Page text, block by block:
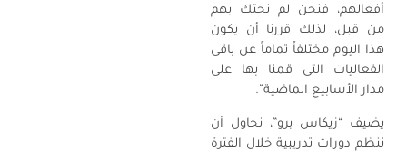
أفعالهم، فنحن لم نحتك بهم
من قبل، لذلك قررنا أن يكون
هذا اليوم مختلفاً تماماً عن باقى
الفعاليات التى قمنا بها على
مدار الأسابيع الماضية”.
يضيف “زيكاس برو”، نحاول أن
ننظم دورات تدريبية خلال الفترة